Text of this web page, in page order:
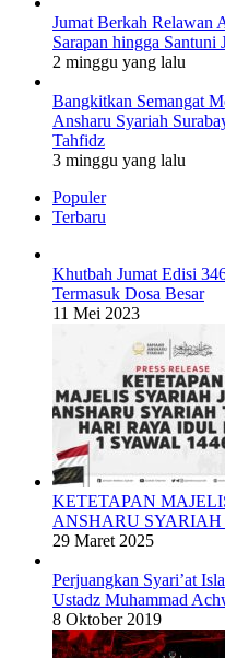
Jumat Berkah Relawan
Sarapan hingga Santuni
2 minggu yang lalu
Bangkitkan Semangat
Ansharu Syariah
Tahfidz
3 minggu yang lalu
Populer
Terbaru
Khutbah Jumat Edisi
Termasuk Dosa Besar
11 Mei 2023
KETETAPAN
ANSHARU SYARIAH
29 Maret 2025
Perjuangkan Syari’at
Ustadz Muhammad
8 Oktober 2019